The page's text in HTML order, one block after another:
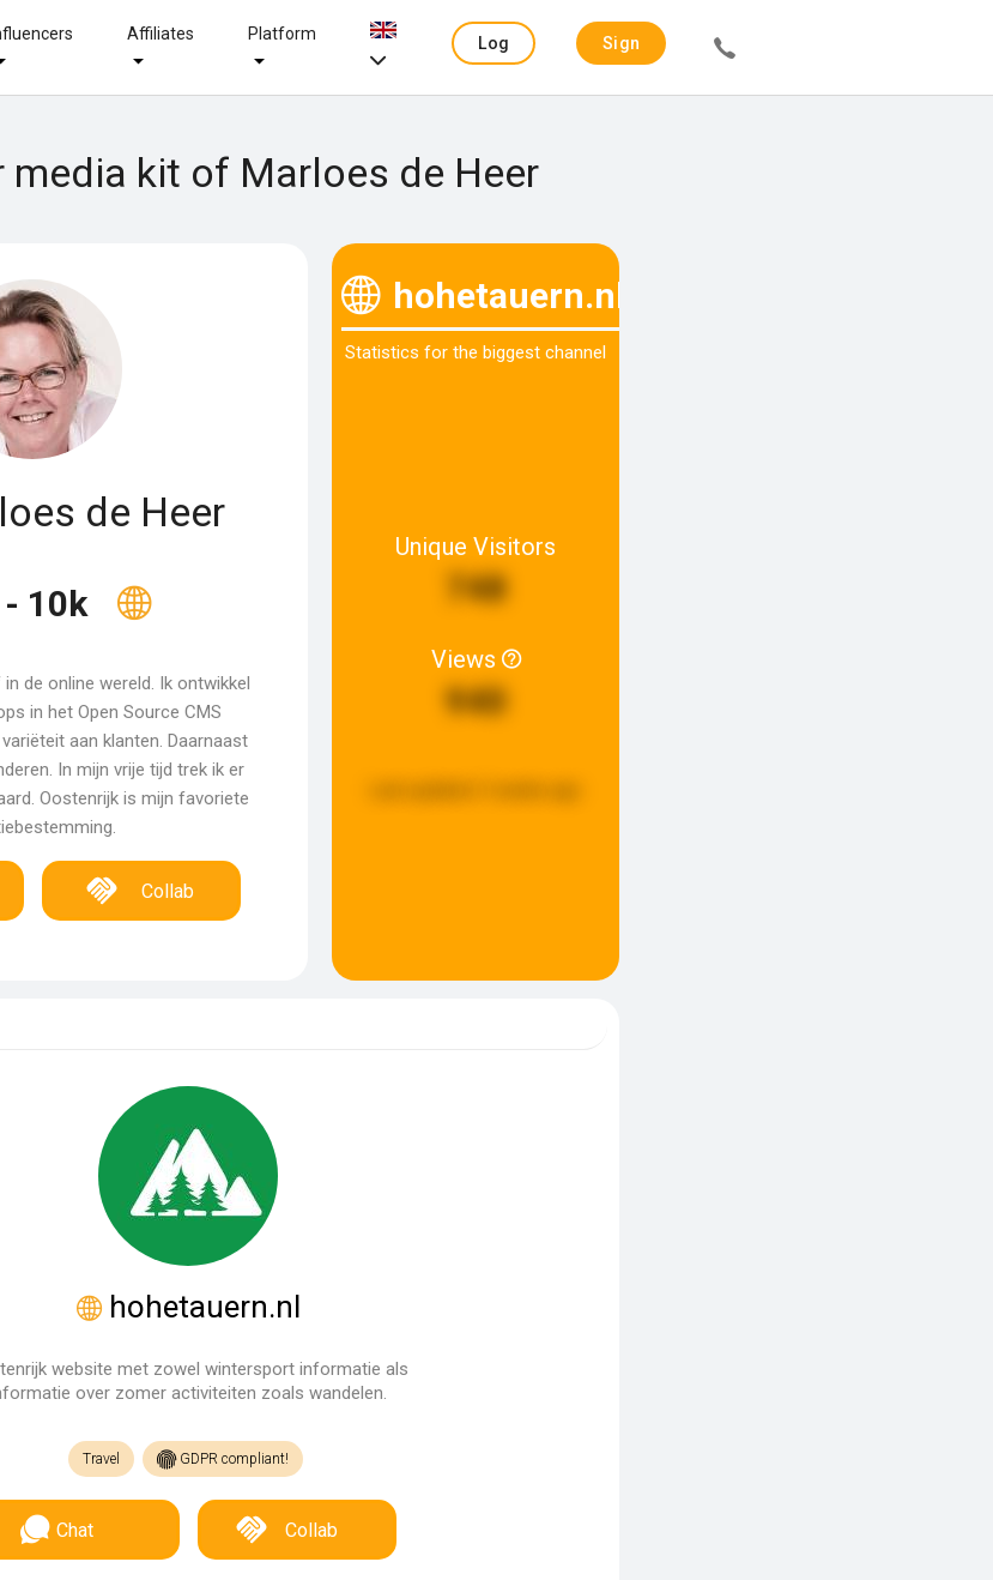
Affiliates Platform
Log
Sign
media kit of Marloes de Heer
de Heer
10k
de online wereld. Ik ontwikkel
in het Open Source CMS
aan klanten. Daarnaast
In mijn vrije tijd trek ik er
Oostenrijk is mijn favoriete
Collab
hohetauern.nl
Statistics for the biggest channel
Unique Visitors
748
Views
940
hohetauern.nl
website met zowel wintersport informatie als
over zomer activiteiten zoals wandelen.
Travel GDPR compliant!
Chat Collab